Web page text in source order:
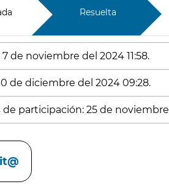
Resuelta
de noviembre del 2024 11:58.
de diciembre del 2024 09:28.
participación: 25 de noviembre